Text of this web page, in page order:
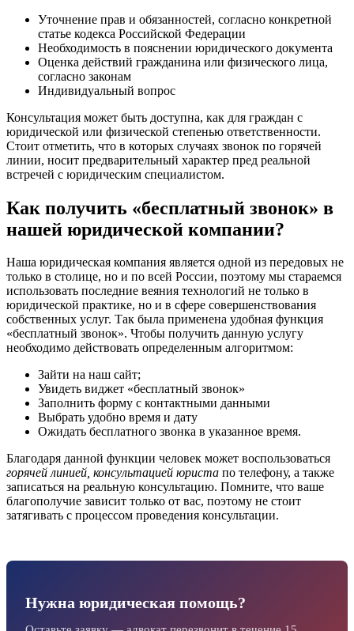
Уточнение прав и обязанностей, согласно конкретной
статье кодекса Российской Федерации
Необходимость в пояснении юридического документа
Оценка действий гражданина или физического лица,
согласно законам
Индивидуальный вопрос
Консультация может быть доступна, как для граждан с
юридической или физической степенью ответственности.
Стоит отметить, что в которых случаях звонок по горячей
линии, носит предварительный характер пред реальной
встречей с юридическим специалистом.
Как получить «бесплатный звонок» в
нашей юридической компании?
Наша юридическая компания является одной из передовых не
только в столице, но и по всей России, поэтому мы стараемся
использовать последние веяния технологий не только в
юридической практике, но и в сфере совершенствования
собственных услуг. Так была применена удобная функция
«бесплатный звонок». Чтобы получить данную услугу
необходимо действовать определенным алгоритмом:
Зайти на наш сайт;
Увидеть виджет «бесплатный звонок»
Заполнить форму с контактными данными
Выбрать удобно время и дату
Ожидать бесплатного звонка в указанное время.
Благодаря данной функции человек может воспользоваться
горячей линией, консультацией юриста по телефону, а также
записаться на реальную консультацию. Помните, что ваше
благополучие зависит только от вас, поэтому не стоит
затягивать с процессом проведения консультации.
Нужна юридическая помощь?